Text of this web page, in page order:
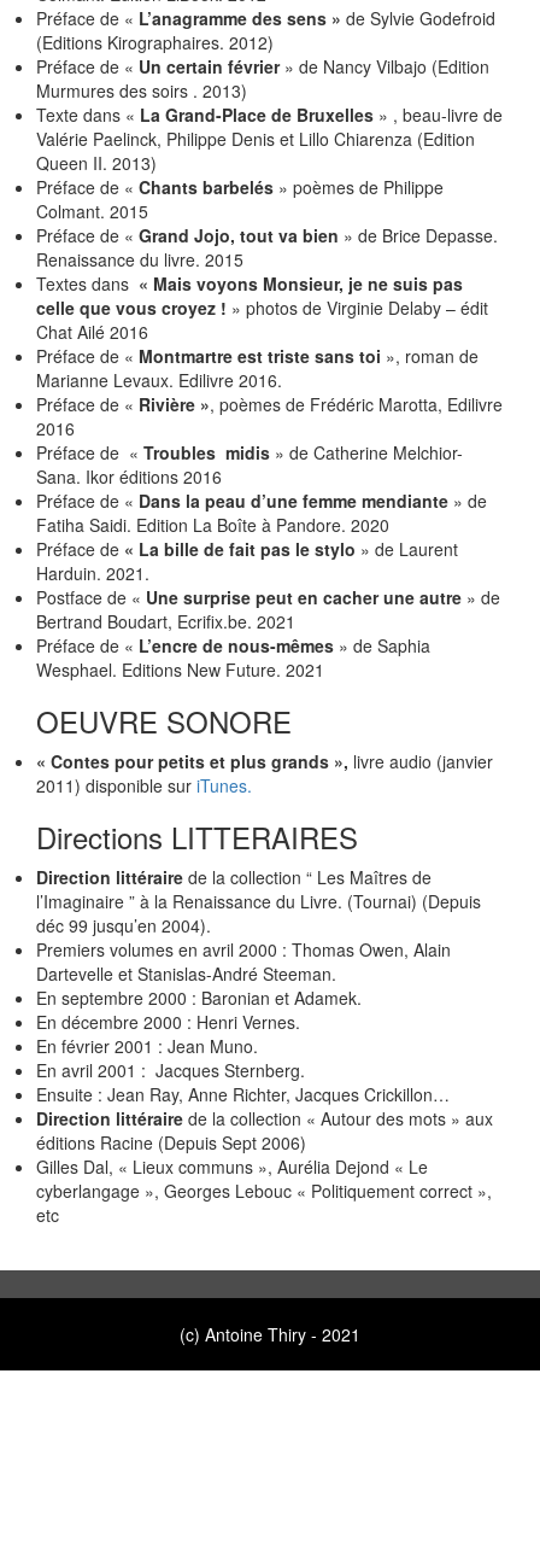
Préface de « L’anagramme des sens » de Sylvie Godefroid
(Editions Kirographaires. 2012)
Préface de « Un certain février» de Nancy Vilbajo (Edition
Murmures des soirs . 2013)
Texte dans « La Grand-Place de Bruxelles » , beau-livre de
Valérie Paelinck, Philippe Denis et Lillo Chiarenza (Edition
Queen II. 2013)
Préface de « Chants barbelés » poèmes de Philippe
Colmant. 2015
Préface de « Grand Jojo, tout va bien » de Brice Depasse.
Renaissance du livre. 2015
Textes dans « Mais voyons Monsieur, je ne suis pas
celle que vous croyez ! » photos de Virginie Delaby – édit
Chat Ailé 2016
Préface de « Montmartre est triste sans toi », roman de
Marianne Levaux. Edilivre 2016.
Préface de « Rivière », poèmes de Frédéric Marotta, Edilivre
2016
Préface de « Troubles midis » de Catherine Melchior-
Sana. Ikor éditions 2016
Préface de « Dans la peau d’une femme mendiante » de
Fatiha Saidi. Edition La Boîte à Pandore. 2020
Préface de « La bille de fait pas le stylo » de Laurent
Harduin. 2021.
Postface de « Une surprise peut en cacher une autre » de
Bertrand Boudart, Ecrifix.be. 2021
Préface de « L’encre de nous-mêmes » de Saphia
Wesphael. Editions New Future. 2021
OEUVRE SONORE
« Contes pour petits et plus grands », livre audio (janvier
2011) disponible sur iTunes.
Directions LITTERAIRES
Direction littéraire de la collection “ Les Maîtres de
l’Imaginaire ” à la Renaissance du Livre. (Tournai) (Depuis
déc 99 jusqu’en 2004).
Premiers volumes en avril 2000 : Thomas Owen, Alain
Dartevelle et Stanislas-André Steeman.
En septembre 2000 : Baronian et Adamek.
En décembre 2000 : Henri Vernes.
En février 2001 : Jean Muno.
En avril 2001 : Jacques Sternberg.
Ensuite : Jean Ray, Anne Richter, Jacques Crickillon…
Direction littéraire de la collection « Autour des mots » aux
éditions Racine (Depuis Sept 2006)
Gilles Dal, « Lieux communs », Aurélia Dejond « Le
cyberlangage », Georges Lebouc « Politiquement correct »,
etc
(c) Antoine Thiry - 2021